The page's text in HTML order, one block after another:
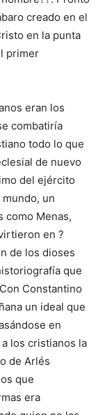
creado en el
en la punta
primer
eran los
combatiría
todo lo que
de nuevo
del ejército
un
como Menas,
en ?
de los dioses
que
Constantino
un ideal que
en
los cristianos la
de Arlés
que
era